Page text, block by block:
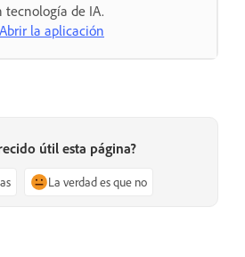
tecnología de IA.
Abrir la aplicación
útil esta página?
La verdad es que no